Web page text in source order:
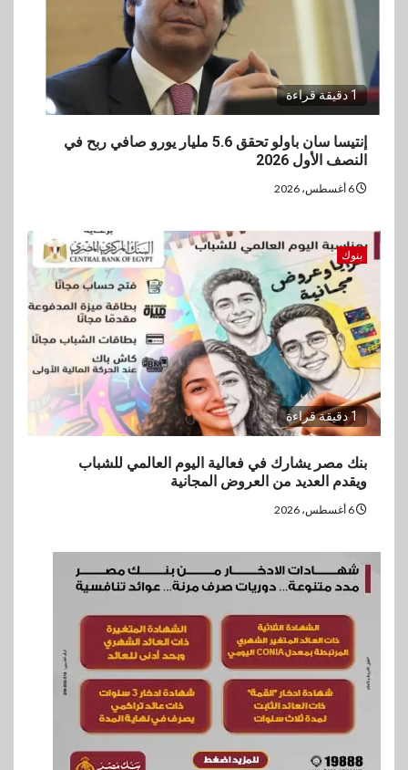
1 دقيقة قراءة
إنتيسا سان باولو تحقق 5.6 مليار يورو صافي ربح في
النصف الأول 2026
بنوك
1 دقيقة قراءة
بنك مصر يشارك في فعالية اليوم العالمي للشباب
ويقدم العديد من العروض المجانية